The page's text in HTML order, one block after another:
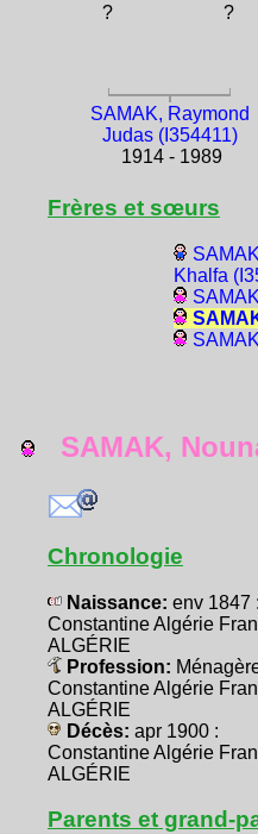
? ?
SAMAK, Raymond
Judas (I354411)
1914 - 1989
Frères et sœurs
Khalfa
SAMAK,
Chronologie
Naissance: env 1847 :
Constantine Algérie
ALGÉRIE
Profession:
Constantine Algérie
ALGÉRIE
Décès: apr 1900 :
Constantine Algérie
ALGÉRIE
Parents et grand-